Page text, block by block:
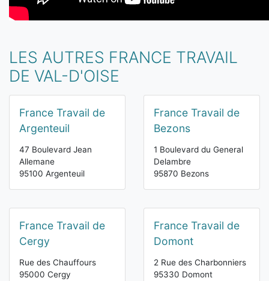
LES AUTRES FRANCE TRAVAIL
DE VAL-D'OISE
France Travail de
Argenteuil
47 Boulevard Jean
Allemane
95100 Argenteuil
France Travail de
Bezons
1 Boulevard du General
Delambre
95870 Bezons
France Travail de
Cergy
Rue des Chauffours
95000 Cergy
France Travail de
Domont
2 Rue des Charbonniers
95330 Domont